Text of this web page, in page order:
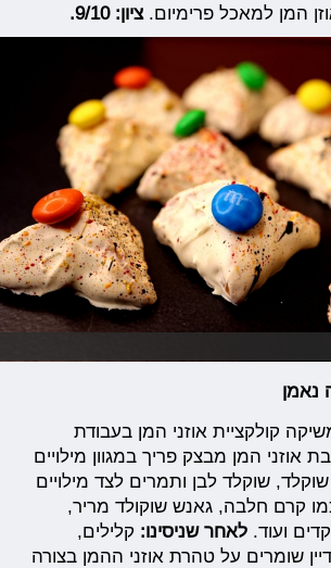
המן למאכל פרימיום. ציון: 9/10.
נאמן
קולקציית אוזני המן בעבודת
אוזני המן מבצק פריך במגוון מילויים
שוקלד לבן ותמרים לצד מילויים
קרם חלבה, גאנש שוקולד מריר,
ועוד.לאחר שניסינו: קלילים,
שומרים על טהרת אוזני ההמן בצורה